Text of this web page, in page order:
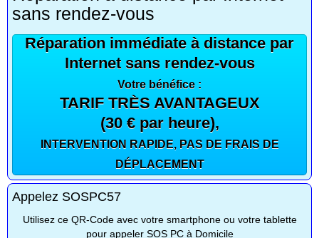
sans rendez-vous
Réparation immédiate à distance par
Internet sans rendez-vous
Votre bénéfice :
TARIF TRÈS AVANTAGEUX
(30 € par heure),
INTERVENTION RAPIDE, PAS DE FRAIS DE
DÉPLACEMENT
Appelez SOSPC57
Utilisez ce QR-Code avec votre smartphone ou votre tablette
pour appeler SOS PC à Domicile